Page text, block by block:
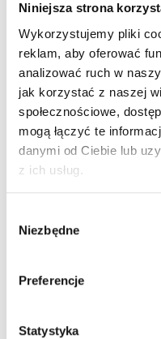
Niniejsza strona
Wykorzystujemy pliki
reklam, aby oferować
analizować ruch w
jak korzystać z naszej
społecznościowe,
mogą łączyć te
danymi od Ciebie lub
z ich usług.
zgody
Niezbędne
Preferencje
Statystyka
Zapytaj o
Imię i nazwisko: *
Adres e-mail: *
Nazwa firmy: